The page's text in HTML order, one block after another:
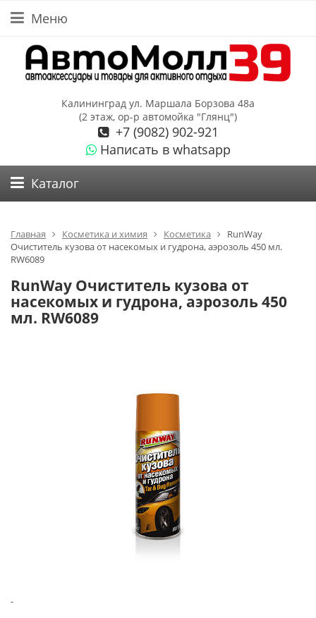
Меню
Калининград ул. Маршала Борзова 48а
(2 этаж, ор-р автомойка "Глянц")
+7 (9082) 902-921
Написать в whatsapp
Каталог
Главная Косметика и химия Косметика
RunWay
Очиститель кузова от насекомых и гудрона, аэрозоль 450 мл.
RW6089
RunWay Очиститель кузова от
насекомых и гудрона, аэрозоль 450
мл. RW6089
-